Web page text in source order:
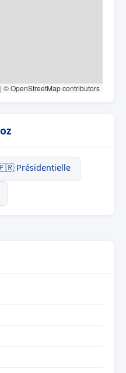
| © OpenStreetMap contributors
Présidentielle